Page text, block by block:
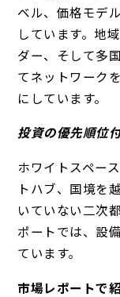
ベル、価格モデ
しています。地
ダー、そして多
てネットワーク
にしています。
投資の優先順位
ホワイトスペー
トハブ、国境を
いていない二次
ポートでは、設
ています。
市場レポートで